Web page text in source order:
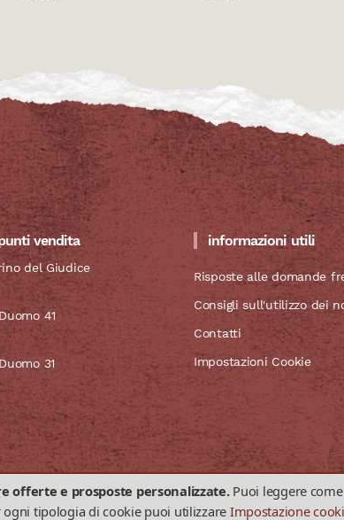
offerte e prosposte personalizzate.Puoi leggere
ogni tipologia di cookie puoi utilizzare Impostazione
vendita
del Giudice
41
31
informazioni utili
Risposte alle domande
Consigli sull'utilizzo dei
Contatti
Impostazioni Cookie